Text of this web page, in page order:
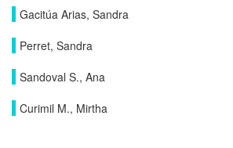
Gacitúa Arias, Sandra
Perret, Sandra
Sandoval S., Ana
Curimil M., Mirtha